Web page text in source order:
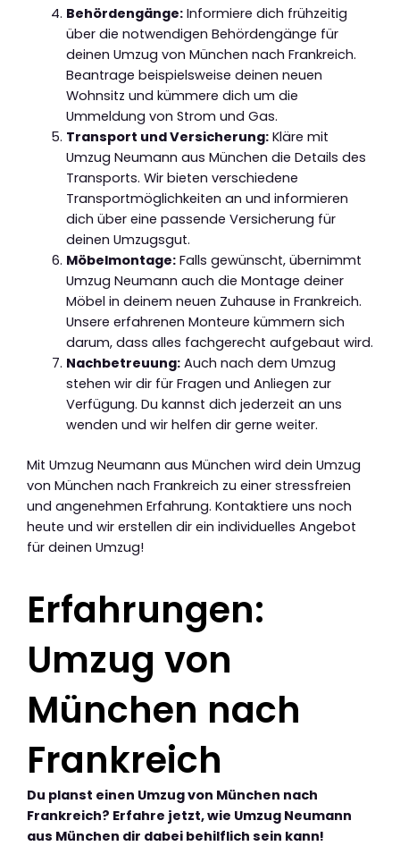
Behördengänge:Informiere dich frühzeitig
über die notwendigen Behördengänge für
deinen Umzug von München nach Frankreich.
Beantrage beispielsweise deinen neuen
Wohnsitz und kümmere dich um die
Ummeldung von Strom und Gas.
Transport und Versicherung:Kläre mit
Umzug Neumann aus München die Details des
Transports. Wir bieten verschiedene
Transportmöglichkeiten an und informieren
dich über eine passende Versicherung für
deinen Umzugsgut.
Möbelmontage:Falls gewünscht, übernimmt
Umzug Neumann auch die Montage deiner
Möbel in deinem neuen Zuhause in Frankreich.
Unsere erfahrenen Monteure kümmern sich
darum, dass alles fachgerecht aufgebaut wird.
Nachbetreuung:Auch nach dem Umzug
stehen wir dir für Fragen und Anliegen zur
Verfügung. Du kannst dich jederzeit an uns
wenden und wir helfen dir gerne weiter.
Mit Umzug Neumann aus München wird dein Umzug
von München nach Frankreich zu einer stressfreien
und angenehmen Erfahrung. Kontaktiere uns noch
heute und wir erstellen dir ein individuelles Angebot
für deinen Umzug!
Erfahrungen:
Umzug von
München nach
Frankreich
Du planst einen Umzug von München nach
Frankreich? Erfahre jetzt, wie Umzug Neumann
aus München dir dabei behilflich sein kann!